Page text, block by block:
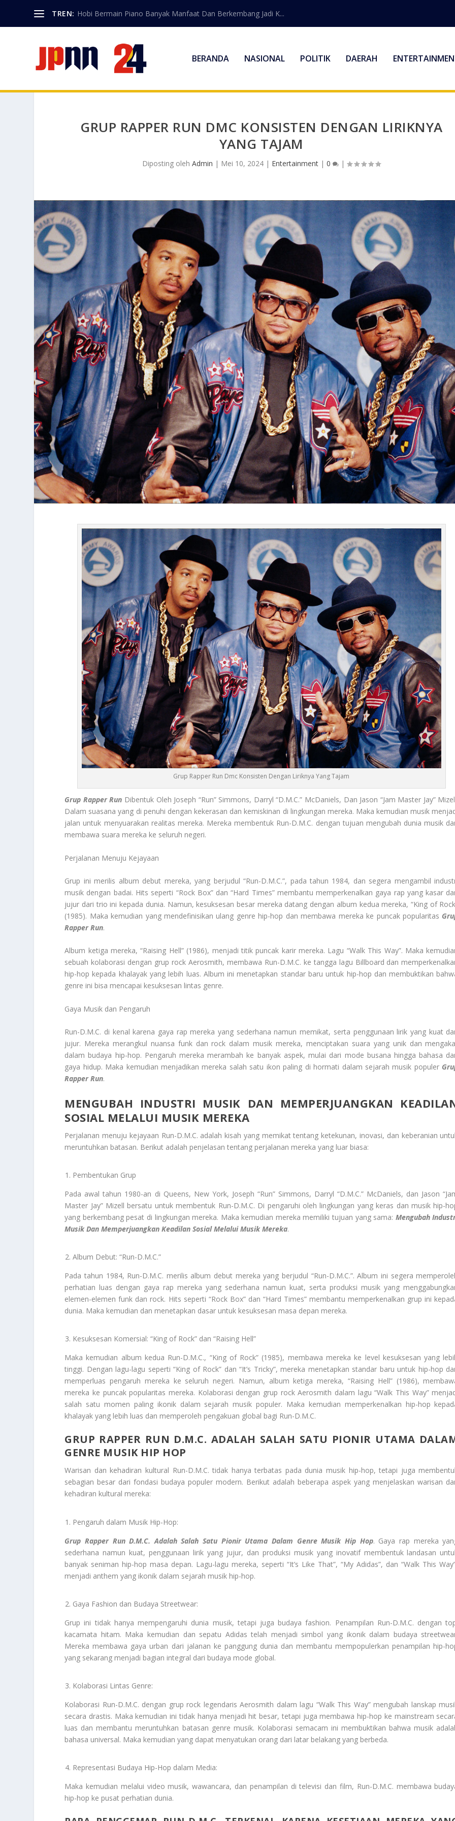
TREN: Hobi Bermain Piano Banyak Manfaat Dan Berkembang Jadi K...
BERANDA NASIONAL POLITIK DAERAH
GRUP RAPPER RUN DMC KONSISTEN DENGAN LIRIKNYA
YANG TAJAM
Diposting olehAdmin | Mei 10, 2024 | Entertainment |0 |
Grup Rapper Run Dmc Konsisten Dengan Liriknya Yang Tajam
Grup Rapper Run Dibentuk Oleh Joseph “Run” Simmons, Darryl “D.M.C.” McDaniels, Dan Jason “Jam Master Jay”
Dalam suasana yang di penuhi dengan kekerasan dan kemiskinan di lingkungan mereka. Maka kemudian musik
jalan untuk menyuarakan realitas mereka. Mereka membentuk Run-D.M.C. dengan tujuan mengubah dunia musik
membawa suara mereka ke seluruh negeri.
Perjalanan Menuju Kejayaan
Grup ini merilis album debut mereka, yang berjudul “Run-D.M.C.”, pada tahun 1984, dan segera mengambil
musik dengan badai. Hits seperti “Rock Box” dan “Hard Times” membantu memperkenalkan gaya rap yang kasar
jujur dari trio ini kepada dunia. Namun, kesuksesan besar mereka datang dengan album kedua mereka, “King of
(1985). Maka kemudian yang mendefinisikan ulang genre hip-hop dan membawa mereka ke puncak popularitas
Rapper Run.
Album ketiga mereka, “Raising Hell” (1986), menjadi titik puncak karir mereka. Lagu “Walk This Way”. Maka
sebuah kolaborasi dengan grup rock Aerosmith, membawa Run-D.M.C. ke tangga lagu Billboard dan
hip-hop kepada khalayak yang lebih luas. Album ini menetapkan standar baru untuk hip-hop dan membuktikan
genre ini bisa mencapai kesuksesan lintas genre.
Gaya Musik dan Pengaruh
Run-D.M.C. di kenal karena gaya rap mereka yang sederhana namun memikat, serta penggunaan lirik yang kuat
jujur. Mereka merangkul nuansa funk dan rock dalam musik mereka, menciptakan suara yang unik dan
dalam budaya hip-hop. Pengaruh mereka merambah ke banyak aspek, mulai dari mode busana hingga bahasa
gaya hidup. Maka kemudian menjadikan mereka salah satu ikon paling di hormati dalam sejarah musik populer
Rapper Run.
MENGUBAH INDUSTRI MUSIK DAN MEMPERJUANGKAN
SOSIAL MELALUI MUSIK MEREKA
Perjalanan menuju kejayaan Run-D.M.C. adalah kisah yang memikat tentang ketekunan, inovasi, dan keberanian
meruntuhkan batasan. Berikut adalah penjelasan tentang perjalanan mereka yang luar biasa:
Pembentukan Grup
Pada awal tahun 1980-an di Queens, New York, Joseph “Run” Simmons, Darryl “D.M.C.” McDaniels, dan Jason
Master Jay” Mizell bersatu untuk membentuk Run-D.M.C. Di pengaruhi oleh lingkungan yang keras dan musik hip-
yang berkembang pesat di lingkungan mereka. Maka kemudian mereka memiliki tujuan yang sama: Mengubah
Musik Dan Memperjuangkan Keadilan Sosial Melalui Musik Mereka.
Album Debut: “Run-D.M.C.”
Pada tahun 1984, Run-D.M.C. merilis album debut mereka yang berjudul “Run-D.M.C.”. Album ini segera
perhatian luas dengan gaya rap mereka yang sederhana namun kuat, serta produksi musik yang
elemen-elemen funk dan rock. Hits seperti “Rock Box” dan “Hard Times” membantu memperkenalkan grup ini
dunia. Maka kemudian dan menetapkan dasar untuk kesuksesan masa depan mereka.
Kesuksesan Komersial: “King of Rock” dan “Raising Hell”
Maka kemudian album kedua Run-D.M.C., “King of Rock” (1985), membawa mereka ke level kesuksesan yang
tinggi. Dengan lagu-lagu seperti “King of Rock” dan “It’s Tricky”, mereka menetapkan standar baru untuk hip-hop
memperluas pengaruh mereka ke seluruh negeri. Namun, album ketiga mereka, “Raising Hell” (1986),
mereka ke puncak popularitas mereka. Kolaborasi dengan grup rock Aerosmith dalam lagu “Walk This Way”
salah satu momen paling ikonik dalam sejarah musik populer. Maka kemudian memperkenalkan hip-hop
khalayak yang lebih luas dan memperoleh pengakuan global bagi Run-D.M.C.
GRUP RAPPER RUN D.M.C. ADALAH SALAH SATU PIONIR UTAMA
GENRE MUSIK HIP HOP
Warisan dan kehadiran kultural Run-D.M.C. tidak hanya terbatas pada dunia musik hip-hop, tetapi juga
sebagian besar dari fondasi budaya populer modern. Berikut adalah beberapa aspek yang menjelaskan warisan
kehadiran kultural mereka:
Pengaruh dalam Musik Hip-Hop:
Grup Rapper Run D.M.C. Adalah Salah Satu Pionir Utama Dalam Genre Musik Hip Hop. Gaya rap mereka
sederhana namun kuat, penggunaan lirik yang jujur, dan produksi musik yang inovatif membentuk landasan
banyak seniman hip-hop masa depan. Lagu-lagu mereka, seperti “It’s Like That”, “My Adidas”, dan “Walk This
menjadi anthem yang ikonik dalam sejarah musik hip-hop.
Gaya Fashion dan Budaya Streetwear:
Grup ini tidak hanya mempengaruhi dunia musik, tetapi juga budaya fashion. Penampilan Run-D.M.C. dengan
kacamata hitam. Maka kemudian dan sepatu Adidas telah menjadi simbol yang ikonik dalam budaya
Mereka membawa gaya urban dari jalanan ke panggung dunia dan membantu mempopulerkan penampilan hip-
yang sekarang menjadi bagian integral dari budaya mode global.
Kolaborasi Lintas Genre:
Kolaborasi Run-D.M.C. dengan grup rock legendaris Aerosmith dalam lagu “Walk This Way” mengubah lanskap
secara drastis. Maka kemudian ini tidak hanya menjadi hit besar, tetapi juga membawa hip-hop ke mainstream
luas dan membantu meruntuhkan batasan genre musik. Kolaborasi semacam ini membuktikan bahwa musik
bahasa universal. Maka kemudian yang dapat menyatukan orang dari latar belakang yang berbeda.
Representasi Budaya Hip-Hop dalam Media:
Maka kemudian melalui video musik, wawancara, dan penampilan di televisi dan film, Run-D.M.C. membawa
hip-hop ke pusat perhatian dunia.